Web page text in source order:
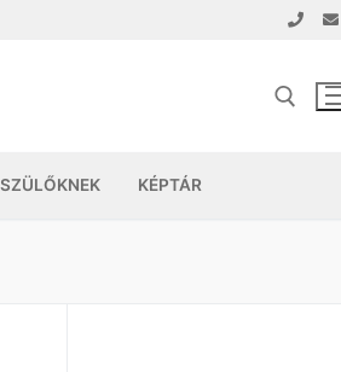
SZÜLŐKNEK KÉPTÁR